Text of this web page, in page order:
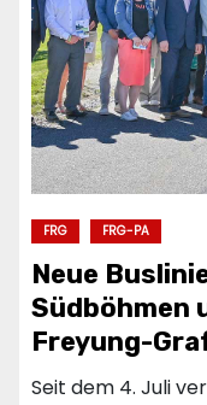
FRG FRG-PA
Neue
Südböhmen
Freyung-
Seit dem 4. Juli